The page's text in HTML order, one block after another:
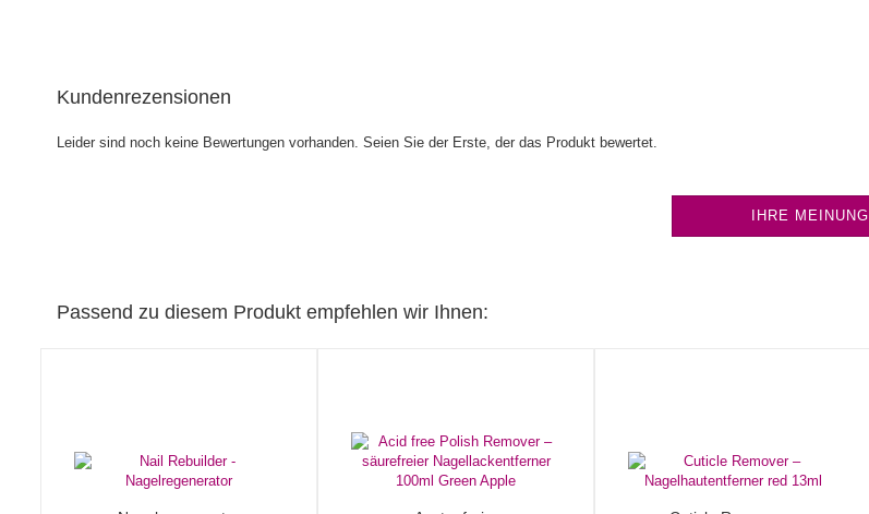
Kundenrezensionen
Leider sind noch keine Bewertungen vorhanden. Seien Sie der Erste, der das Produkt bewertet.
IHRE MEINUNG
Passend zu diesem Produkt empfehlen wir Ihnen: